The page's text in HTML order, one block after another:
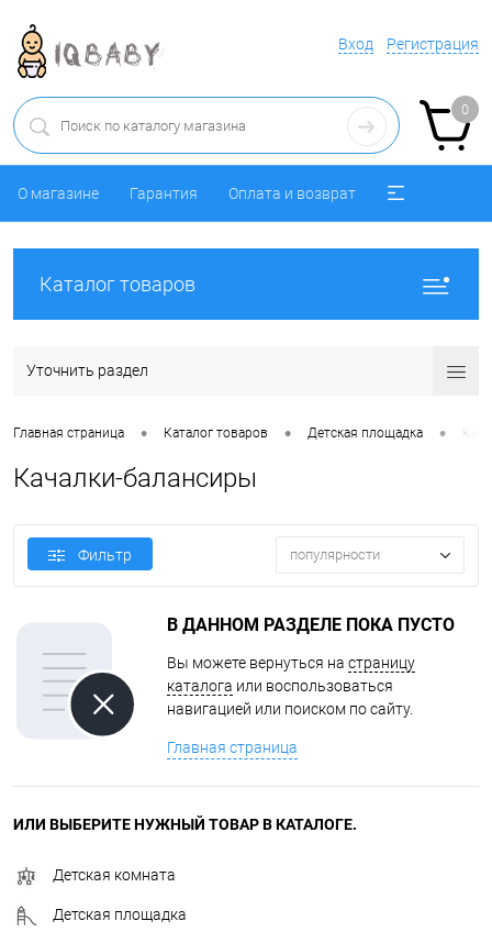
Вход Регистрация
0
О магазине Гарантия Оплата и возврат
Каталог товаров
Уточнить раздел
Главная страница • Каталог товаров • Детская площадка •
Качалки-балансиры
Фильтр популярности
В ДАННОМ РАЗДЕЛЕ ПОКА ПУСТО
Вы можете вернуться на страницу
каталога или воспользоваться
навигацией или поиском по сайту.
Главная страница
ИЛИ ВЫБЕРИТЕ НУЖНЫЙ ТОВАР В КАТАЛОГЕ.
Детская комната
Детская площадка